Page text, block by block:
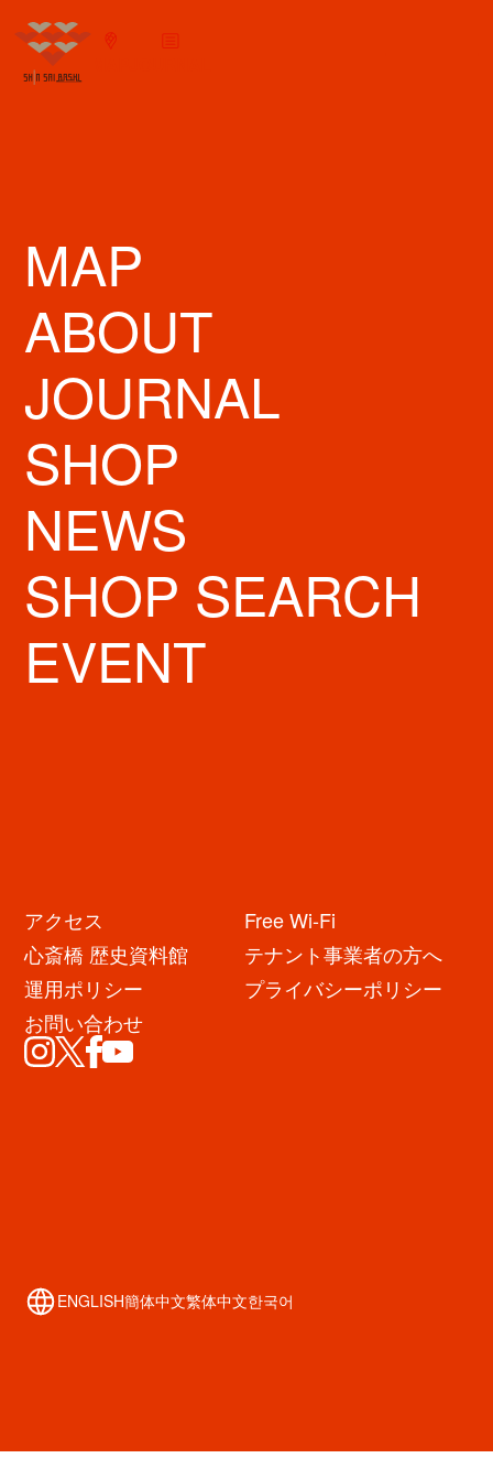
MAP
ABOUT
JOURNAL
SHOP
NEWS
SHOP SEARCH
EVENT
アクセス
Free Wi-Fi
心斎橋 歴史資料館
テナント事業者の方へ
運用ポリシー
プライバシーポリシー
お問い合わせ
ENGLISH簡体中文繁体中文한국어
心斎橋筋商店街
アクセス
Free Wi-Fi